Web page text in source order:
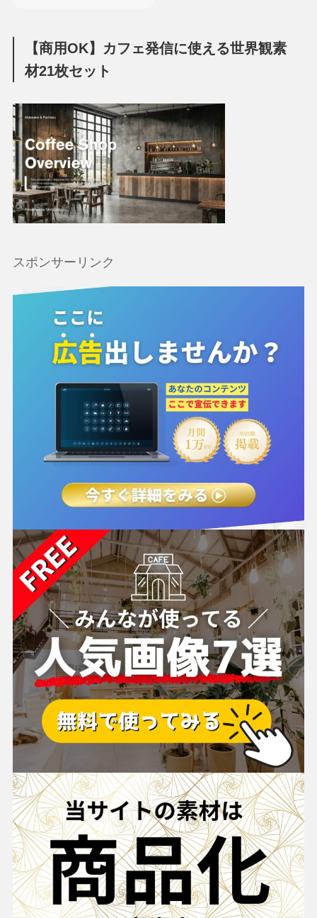
【商用OK】カフェ発信に使える世界観素
材21枚セット
スポンサーリンク